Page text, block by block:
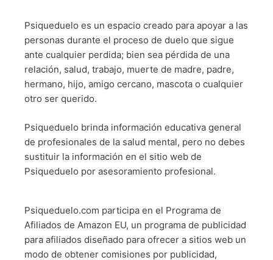
Psiqueduelo es un espacio creado para apoyar a las
personas durante el proceso de duelo que sigue
ante cualquier perdida; bien sea pérdida de una
relación, salud, trabajo, muerte de madre, padre,
hermano, hijo, amigo cercano, mascota o cualquier
otro ser querido.
Psiqueduelo brinda información educativa general
de profesionales de la salud mental, pero no debes
sustituir la información en el sitio web de
Psiqueduelo por asesoramiento profesional.
Psiqueduelo.com participa en el Programa de
Afiliados de Amazon EU, un programa de publicidad
para afiliados diseñado para ofrecer a sitios web un
modo de obtener comisiones por publicidad,